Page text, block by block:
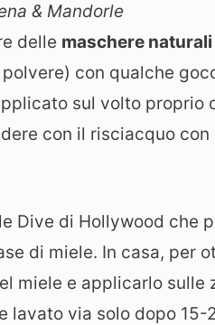
& Mandorle
delle maschere
con qualche
sul volto proprio
con il risciacquo
Dive di Hollywood che
di miele. In casa, per
miele e applicarlo sulle
lavato via solo dopo 15-